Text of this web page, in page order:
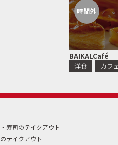
時間外
BAIKALCafé
洋食
カフ
寿司のテイクアウト
テイクアウト